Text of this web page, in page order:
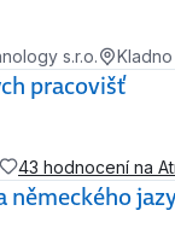
s.r.o.
pracovišť
43 hodnocení na
německého